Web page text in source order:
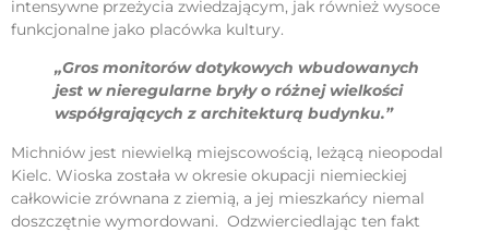
intensywne przeżycia zwiedzającym, jak również wysoce
funkcjonalne jako placówka kultury.
„Gros monitorów dotykowych wbudowanych
jest w nieregularne bryły o różnej wielkości
współgrających z architekturą budynku.”
Michniów jest niewielką miejscowością, leżącą nieopodal
Kielc. Wioska została w okresie okupacji niemieckiej
całkowicie zrównana z ziemią, a jej mieszkańcy niemal
doszczętnie wymordowani. Odzwierciedlając ten fakt